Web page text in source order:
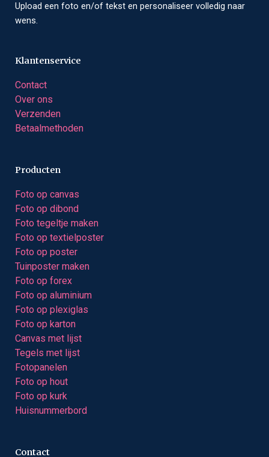
Upload een foto en/of tekst en personaliseer volledig naar
wens.
Klantenservice
Contact
Over ons
Verzenden
Betaalmethoden
Producten
Foto op canvas
Foto op dibond
Foto tegeltje maken
Foto op textielposter
Foto op poster
Tuinposter maken
Foto op forex
Foto op aluminium
Foto op plexiglas
Foto op karton
Canvas met lijst
Tegels met lijst
Fotopanelen
Foto op hout
Foto op kurk
Huisnummerbord
Contact